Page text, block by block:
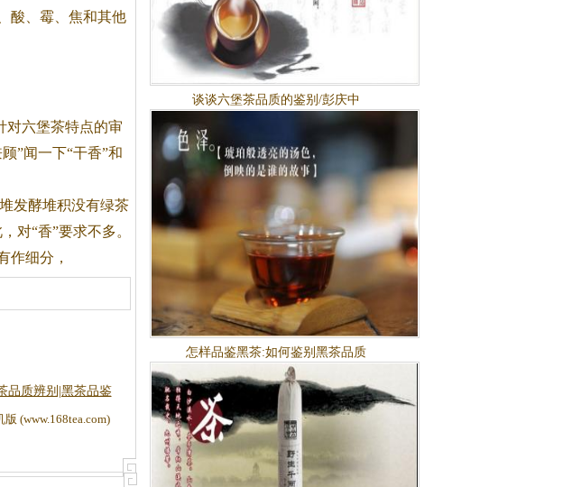
酸、霉、焦和其他
对六堡茶特点的审
”闻一下“干香”和
发酵堆积没有绿茶
对“香”要求不多。
作细分，
品质辨别|黑茶品鉴
(www.168tea.com)
谈谈六堡茶品质的鉴别/彭庆中
怎样品鉴黑茶:如何鉴别黑茶品质